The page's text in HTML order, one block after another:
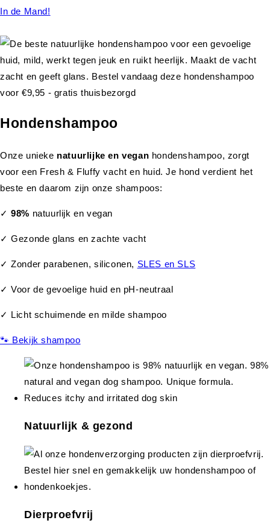
In de Mand!
Hondenshampoo
Onze unieke natuurlijke en vegan hondenshampoo, zorgt
voor een Fresh & Fluffy vacht en huid. Je hond verdient het
beste en daarom zijn onze shampoos:
✓98% natuurlijk en vegan
✓ Gezonde glans en zachte vacht
✓ Zonder parabenen, siliconen, SLES en SLS
✓ Voor de gevoelige huid en pH-neutraal
✓ Licht schuimende en milde shampoo
🐾 Bekijk shampoo
Natuurlijk & gezond
Dierproefvrij